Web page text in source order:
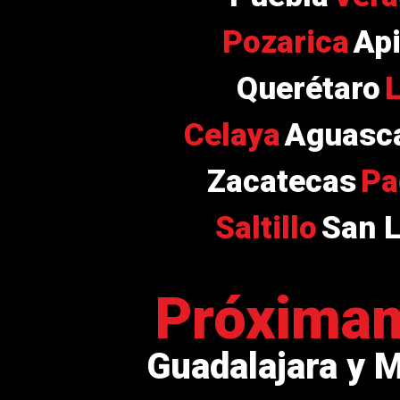
Pozarica
Querétaro
Celaya
Zacatecas
SaltilloSan
Guadalajara y